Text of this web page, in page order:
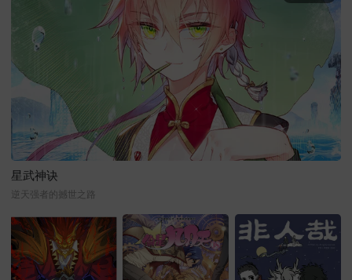
星武神诀
逆天强者的撼世之路